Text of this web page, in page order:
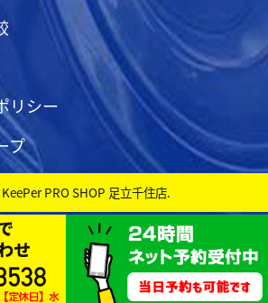
リシー
プ
PRO SHOP 足立千住店.